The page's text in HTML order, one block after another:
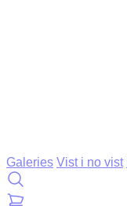
Galeries Vist i no vist